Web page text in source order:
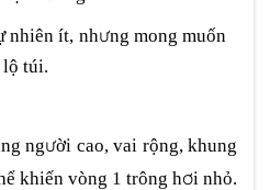
nhiên ít, nhưng mong muốn
lộ túi.
người cao, vai rộng, khung
khiến vòng 1 trông hơi nhỏ.